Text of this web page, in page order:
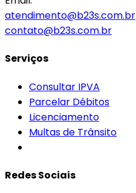
atendimento@b23s.com.br
contato@b23s.com.br
Serviços
Consultar IPVA
Parcelar Débitos
Licenciamento
Multas de Trânsito
Redes Sociais